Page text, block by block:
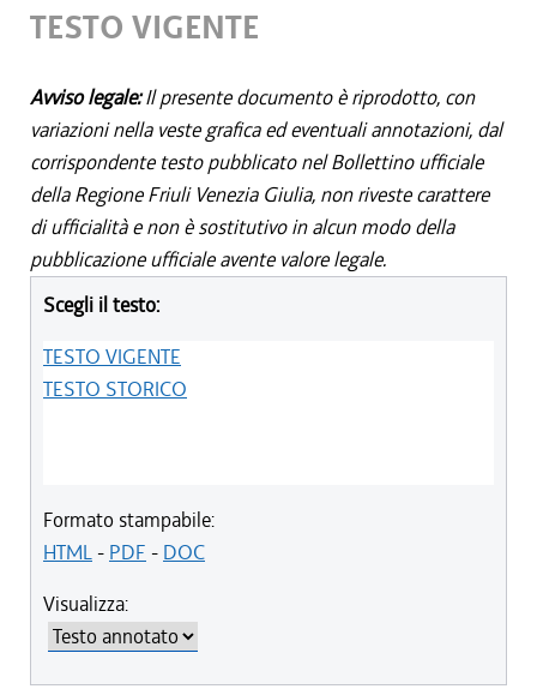
TESTO VIGENTE
Avviso legale:Il presente documento è riprodotto, con
variazioni nella veste grafica ed eventuali annotazioni, dal
corrispondente testo pubblicato nel Bollettino ufficiale
della Regione Friuli Venezia Giulia, non riveste carattere
di ufficialità e non è sostitutivo in alcun modo della
pubblicazione ufficiale avente valore legale.
Scegli il testo:
TESTO VIGENTE
TESTO STORICO
Formato stampabile:
HTML- PDF - DOC
Visualizza: